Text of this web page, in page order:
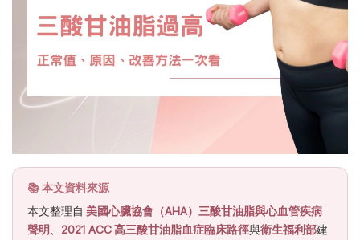
📚 本文資料來源
本文整理自 美國心臟協會（AHA）三酸甘油脂與心血管疾病
聲明
2021 ACC 高三酸甘油脂血症臨床路徑與衛生福利部建